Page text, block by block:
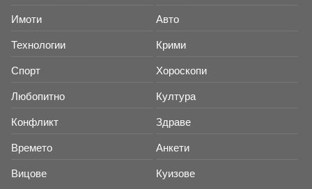
Имоти Авто
Технологии Крими
Спорт Хороскопи
Любопитно Култура
Конфликт Здраве
Времето Анкети
Вицове Куизове